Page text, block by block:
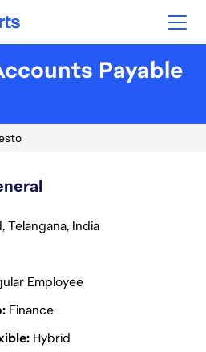
Payable
Telangana, India
Employee
Finance
Hybrid